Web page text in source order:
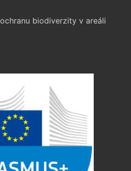
biodiverzity v areáli